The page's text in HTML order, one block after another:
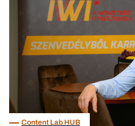
Content Lab HUB